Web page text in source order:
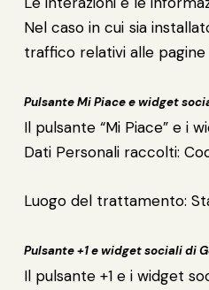
Nel caso in cui sia
traffico relativi alle pagine
Pulsante Mi Piace e widget
Il pulsante “Mi Piace” e i
Dati Personali raccolti:
Luogo del trattamento:
Pulsante +1 e widget sociali di
Il pulsante +1 e i widget